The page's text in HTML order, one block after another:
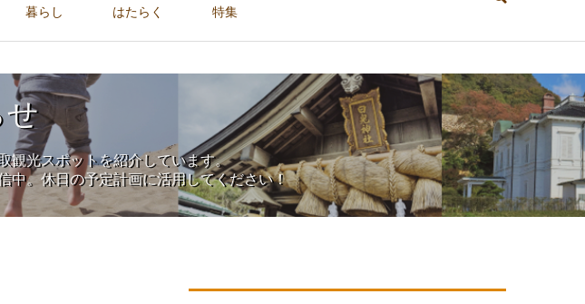
暮らし はたらく 特集
観光スポットを紹介しています。
中。休日の予定計画に活用してください！